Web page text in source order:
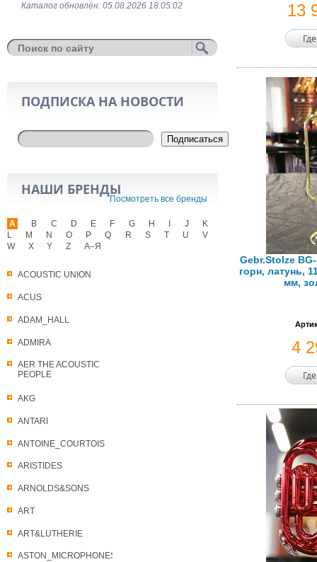
Каталог обновлён: 05.08.2026 18:05:02
ПОДПИСКА НА НОВОСТИ
Подписаться
НАШИ БРЕНДЫ
Посмотреть все бренды
A
ACOUSTIC UNION
ACUS
ADAM_HALL
ADMIRA
AER THE ACOUSTIC
PEOPLE
AKG
ANTARI
ANTOINE_COURTOIS
ARISTIDES
ARNOLDS&SONS
ART
ART&LUTHERIE
ASTON_MICROPHONES
B C D E F G H J
K
L
M N O P Q R S T U
V
W
X Y Z А–Я
13
Gebr.Stolze
горн, латунь,
мм,
4